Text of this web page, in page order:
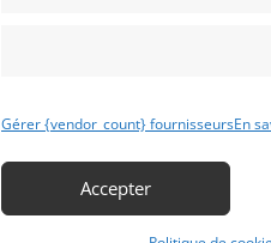
Gérer {vendor_count} fournisseursEn
Accepter
12